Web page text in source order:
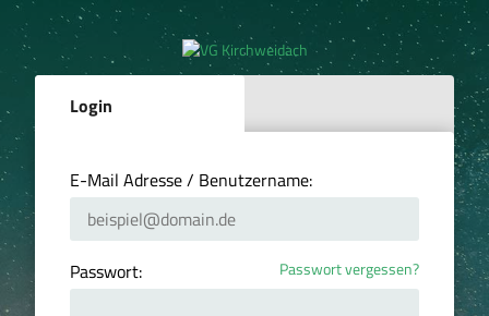
Login
E-Mail Adresse / Benutzername:
Passwort: Passwort vergessen?